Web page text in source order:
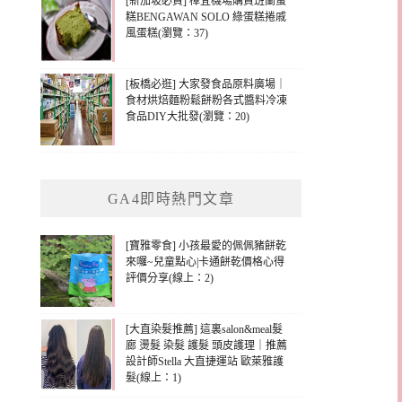
糕BENGAWAN SOLO 綠蛋糕捲戚
風蛋糕(瀏覽：37)
[板橋必逛] 大家發食品原料廣場｜
食材烘焙麵粉鬆餅粉各式醬料冷凍
食品DIY大批發(瀏覽：20)
GA4即時熱門文章
[寶雅零食] 小孩最愛的佩佩豬餅乾
來囉~兒童點心|卡通餅乾價格心得
評價分享(線上：2)
[大直染髮推薦] 這裏salon&meal髮
廊 燙髮 染髮 護髮 頭皮護理｜推薦
設計師Stella 大直捷運站 歐萊雅護
髮(線上：1)